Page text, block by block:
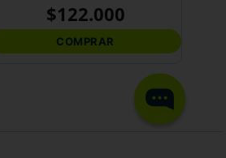
$122.000
COMPRAR